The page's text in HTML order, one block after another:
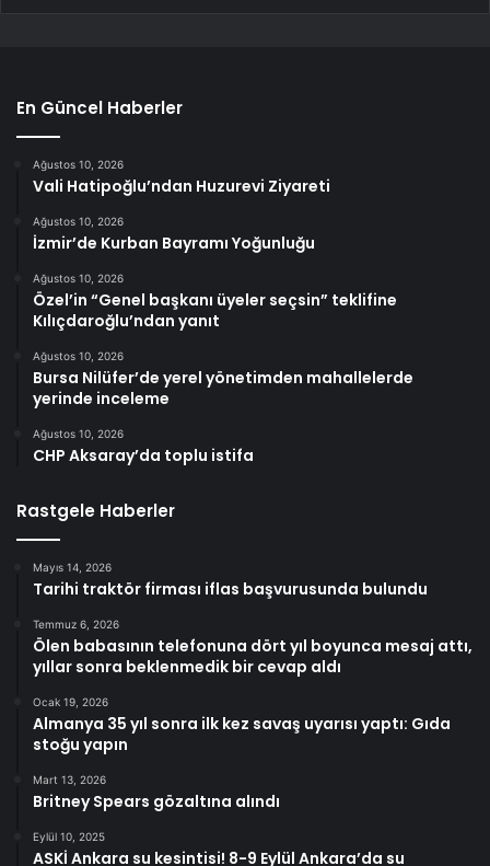
En Güncel Haberler
Ağustos 10, 2026
Vali Hatipoğlu’ndan Huzurevi Ziyareti
Ağustos 10, 2026
İzmir’de Kurban Bayramı Yoğunluğu
Ağustos 10, 2026
Özel’in “Genel başkanı üyeler seçsin” teklifine
Kılıçdaroğlu’ndan yanıt
Ağustos 10, 2026
Bursa Nilüfer’de yerel yönetimden mahallelerde
yerinde inceleme
Ağustos 10, 2026
CHP Aksaray’da toplu istifa
Rastgele Haberler
Mayıs 14, 2026
Tarihi traktör firması iflas başvurusunda bulundu
Temmuz 6, 2026
Ölen babasının telefonuna dört yıl boyunca mesaj attı,
yıllar sonra beklenmedik bir cevap aldı
Ocak 19, 2026
Almanya 35 yıl sonra ilk kez savaş uyarısı yaptı: Gıda
stoğu yapın
Mart 13, 2026
Britney Spears gözaltına alındı
Eylül 10, 2025
ASKİ Ankara su kesintisi! 8-9 Eylül Ankara’da su